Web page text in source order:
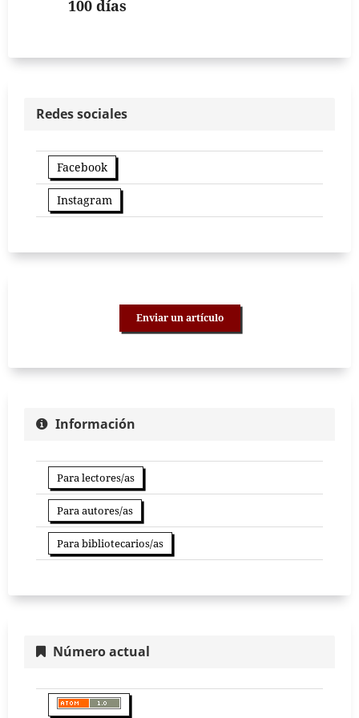
100 días
Redes sociales
Facebook
Instagram
Enviar un artículo
Información
Para lectores/as
Para autores/as
Para bibliotecarios/as
Número actual